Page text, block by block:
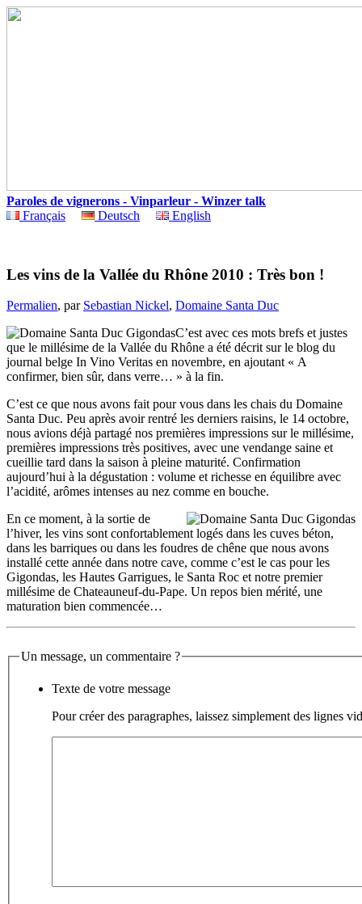
Paroles de vignerons - Vinparleur - Winzer talk
Français
Deutsch English
Les vins de la Vallée du Rhône 2010 : Très bon !
Permalien, par Sebastian Nickel, Domaine Santa Duc
C’est avec ces mots brefs et justes
que le millésime de la Vallée du Rhône a été décrit sur le blog du
journal belge In Vino Veritas en novembre, en ajoutant « A
confirmer, bien sûr, dans verre… » à la fin.
C’est ce que nous avons fait pour vous dans les chais du Domaine
Santa Duc. Peu après avoir rentré les derniers raisins, le 14 octobre,
nous avions déjà partagé nos premières impressions sur le millésime,
premières impressions très positives, avec une vendange saine et
cueillie tard dans la saison à pleine maturité. Confirmation
aujourd’hui à la dégustation : volume et richesse en équilibre avec
l’acidité, arômes intenses au nez comme en bouche.
En ce moment, à la sortie de
l’hiver, les vins sont confortablement logés dans les cuves béton,
dans les barriques ou dans les foudres de chêne que nous avons
installé cette année dans notre cave, comme c’est le cas pour les
Gigondas, les Hautes Garrigues, le Santa Roc et notre premier
millésime de Chateauneuf-du-Pape. Un repos bien mérité, une
maturation bien commencée…
Un message, un commentaire ?
Texte de votre message
Pour créer des paragraphes, laissez simplement des lignes